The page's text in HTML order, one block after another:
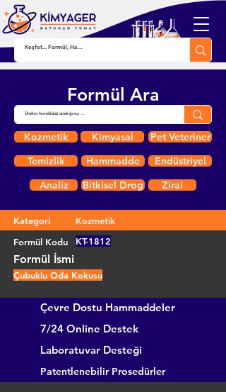
Formül Ara
Kozmetik Kimyasal
Pet Veteriner
Temizlik
Hammadde
Endüstriyel
Analiz
Bitkisel Drog Zirai
Kategori
Kozmetik
Formül Kodu
KT-1812
Formül İsmi
Çubuklu Oda Kokusu
Çevre Dostu Hammaddeler
7/24 Online Destek
Laboratuvar Desteği
Patentlenebilir Prosedürler